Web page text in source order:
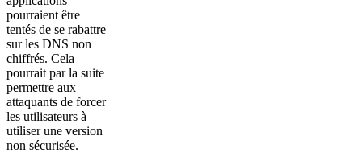
pourraient être
tentés de se rabattre
sur les DNS non
chiffrés. Cela
pourrait par la suite
permettre aux
attaquants de forcer
les utilisateurs à
utiliser une version
non sécurisée.